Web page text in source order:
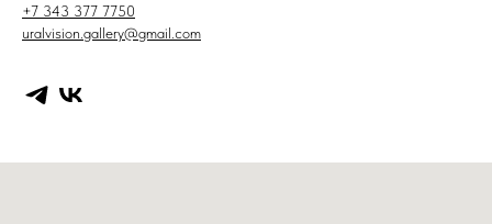
+7 343 377 7750
uralvision.gallery@gmail.com